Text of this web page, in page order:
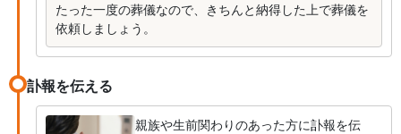
たった一度の葬儀なので、きちんと納得した上で葬儀を
依頼しましょう。
訃報を伝える
親族や生前関わりのあった方に訃報を伝